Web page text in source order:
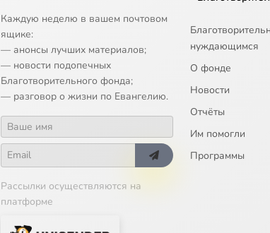
Каждую неделю в вашем почтовом
ящике:
— анонсы лучших материалов;
— новости подопечных
Благотворительного фонда;
— разговор о жизни по Евангелию.
Рассылки осуществляются на
платформе
нуждающимся
О фонде
Новости
Отчёты
Им помогли
Программы